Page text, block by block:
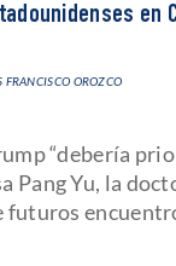
en
FRANCISCO OROZCO
“debería
Pang Yu, la